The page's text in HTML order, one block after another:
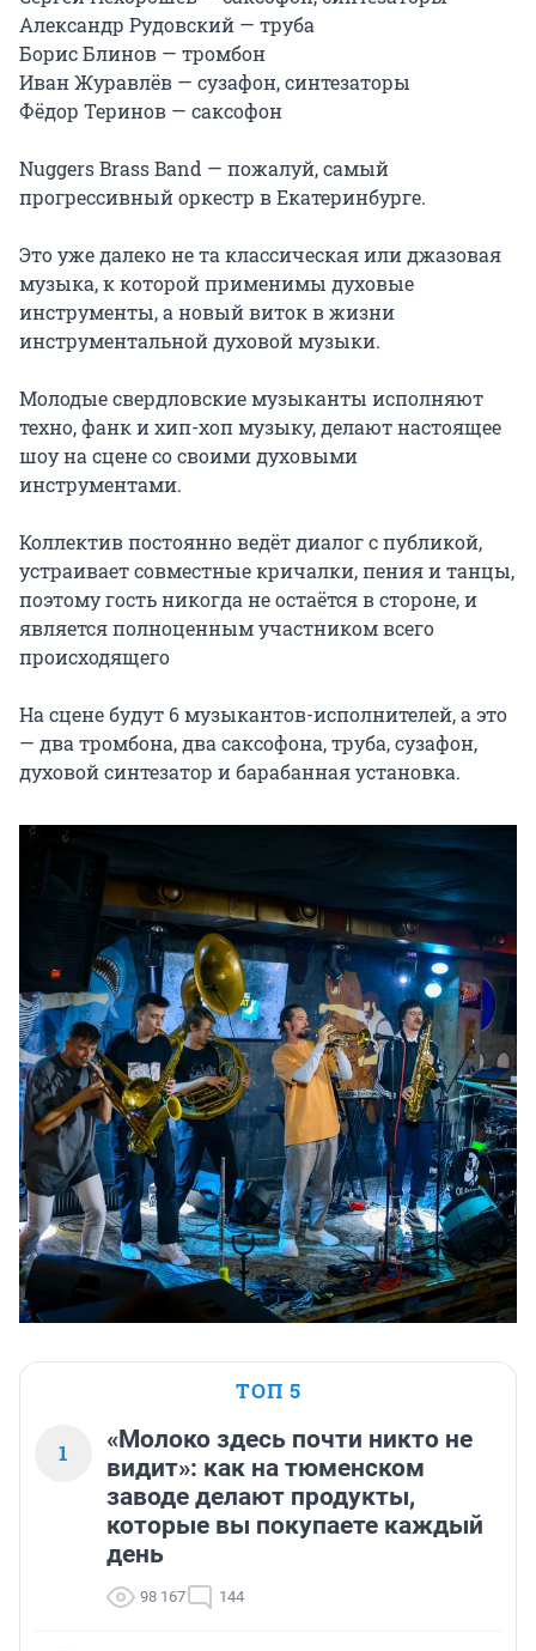
Александр Рудовский — труба
Борис Блинов — тромбон
Иван Журавлёв — сузафон, синтезаторы
Фёдор Теринов — саксофон
Nuggers Brass Band — пожалуй, самый
прогрессивный оркестр в Екатеринбурге.
Это уже далеко не та классическая или джазовая
музыка, к которой применимы духовые
инструменты, а новый виток в жизни
инструментальной духовой музыки.
Молодые свердловские музыканты исполняют
техно, фанк и хип-хоп музыку, делают настоящее
шоу на сцене со своими духовыми
инструментами.
Коллектив постоянно ведёт диалог с публикой,
устраивает совместные кричалки, пения и танцы,
поэтому гость никогда не остаётся в стороне, и
является полноценным участником всего
происходящего
На сцене будут 6 музыкантов-исполнителей, а это
— два тромбона, два саксофона, труба, сузафон,
духовой синтезатор и барабанная установка.
ТОП 5
1
«Молоко здесь почти никто не
видит»: как на тюменском
заводе делают продукты,
которые вы покупаете каждый
день
98 167 144